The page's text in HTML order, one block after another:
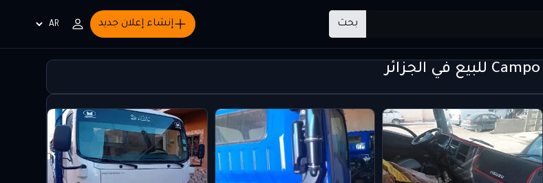
بحث إنشاء إعلان جديد
Choisir
la
langue
Campo للبيع في الجزائر